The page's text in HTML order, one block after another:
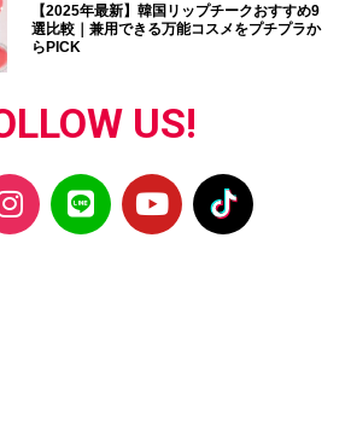
【2025年最新】韓国リップチークおすすめ9
選比較｜兼用できる万能コスメをプチプラか
らPICK
US!